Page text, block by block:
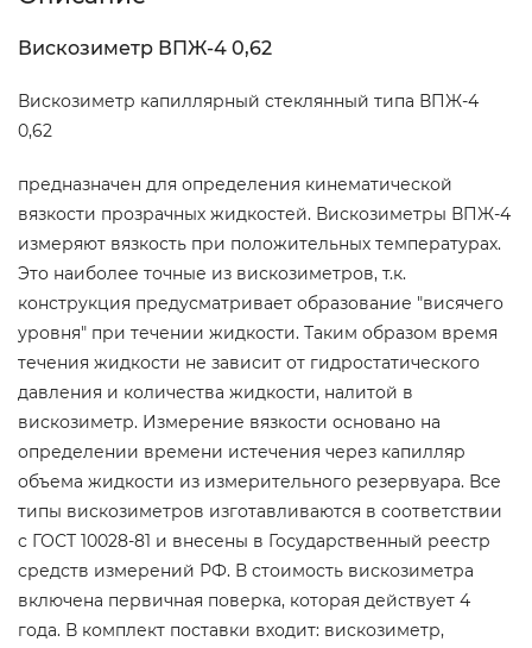
Вискозиметр ВПЖ-4 0,62
Вискозиметр капиллярный стеклянный типа ВПЖ-4
0,62
предназначен для определения кинематической
вязкости прозрачных жидкостей. Вискозиметры ВПЖ-4
измеряют вязкость при положительных температурах.
Это наиболее точные из вискозиметров, т.к.
конструкция предусматривает образование "висячего
уровня" при течении жидкости. Таким образом время
течения жидкости не зависит от гидростатического
давления и количества жидкости, налитой в
вискозиметр. Измерение вязкости основано на
определении времени истечения через капилляр
объема жидкости из измерительного резервуара. Все
типы вискозиметров изготавливаются в соответствии
с ГОСТ 10028-81 и внесены в Государственный реестр
средств измерений РФ. В стоимость вискозиметра
включена первичная поверка, которая действует 4
года. В комплект поставки входит: вискозиметр,